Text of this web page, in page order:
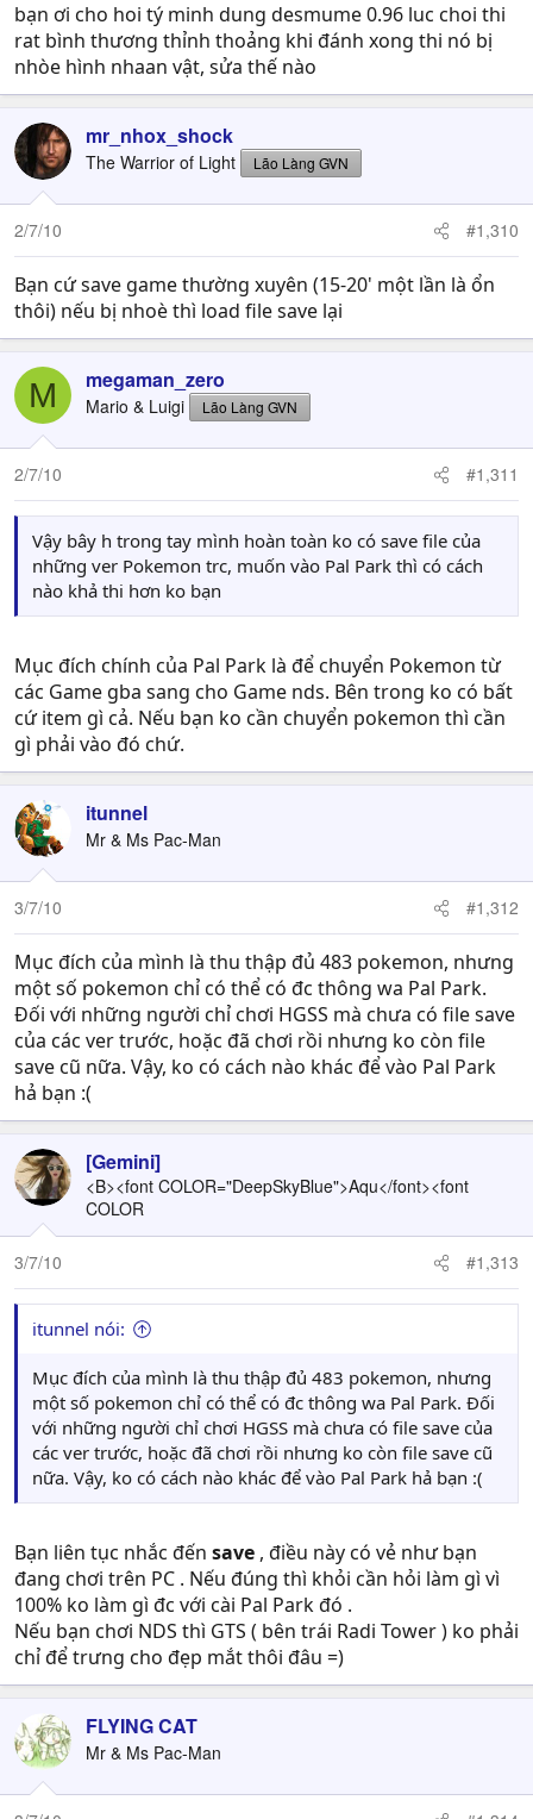
bạn ơi cho hoi tý minh dung desmume 0.96 luc choi thi
rat bình thương thỉnh thoảng khi đánh xong thi nó bị
nhòe hình nhaan vật, sửa thế nào
mr_nhox_shock
The Warrior of Light Lão Làng GVN
2/7/10 #1,310
Bạn cứ save game thường xuyên (15-20' một lần là ổn
thôi) nếu bị nhoè thì load file save lại
M megaman_zero
Mario & Luigi Lão Làng GVN
2/7/10 #1,311
Vậy bây h trong tay mình hoàn toàn ko có save file của
những ver Pokemon trc, muốn vào Pal Park thì có cách
nào khả thi hơn ko bạn
Mục đích chính của Pal Park là để chuyển Pokemon từ
các Game gba sang cho Game nds. Bên trong ko có bất
cứ item gì cả. Nếu bạn ko cần chuyển pokemon thì cần
gì phải vào đó chứ.
itunnel
Mr & Ms Pac-Man
3/7/10 #1,312
Mục đích của mình là thu thập đủ 483 pokemon, nhưng
một số pokemon chỉ có thể có đc thông wa Pal Park.
Đối với những người chỉ chơi HGSS mà chưa có file save
của các ver trước, hoặc đã chơi rồi nhưng ko còn file
save cũ nữa. Vậy, ko có cách nào khác để vào Pal Park
hả bạn :(
[Gemini]
<B><font COLOR="DeepSkyBlue">Aqu</font><font
COLOR
3/7/10 #1,313
itunnel nói:
Mục đích của mình là thu thập đủ 483 pokemon, nhưng
một số pokemon chỉ có thể có đc thông wa Pal Park. Đối
với những người chỉ chơi HGSS mà chưa có file save của
các ver trước, hoặc đã chơi rồi nhưng ko còn file save cũ
nữa. Vậy, ko có cách nào khác để vào Pal Park hả bạn :(
Bạn liên tục nhắc đến save , điều này có vẻ như bạn
đang chơi trên PC . Nếu đúng thì khỏi cần hỏi làm gì vì
100% ko làm gì đc với cài Pal Park đó .
Nếu bạn chơi NDS thì GTS ( bên trái Radi Tower ) ko phải
chỉ để trưng cho đẹp mắt thôi đâu =)
FLYING CAT
Mr & Ms Pac-Man